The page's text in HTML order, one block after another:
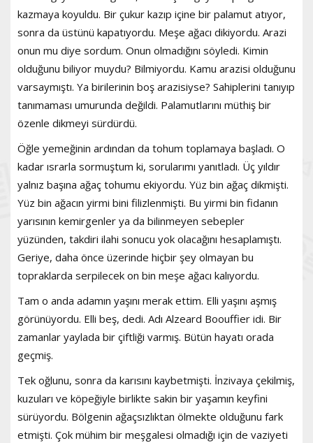
kazmaya koyuldu. Bir çukur kazıp içine bir palamut atıyor,
sonra da üstünü kapatıyordu. Meşe ağacı dikiyordu. Arazi
onun mu diye sordum. Onun olmadığını söyledi. Kimin
olduğunu biliyor muydu? Bilmiyordu. Kamu arazisi olduğunu
varsaymıştı. Ya birilerinin boş arazisiyse? Sahiplerini tanıyıp
tanımaması umurunda değildi. Palamutlarını müthiş bir
özenle dikmeyi sürdürdü.
Öğle yemeğinin ardından da tohum toplamaya başladı. O
kadar ısrarla sormuştum ki, sorularımı yanıtladı. Üç yıldır
yalnız başına ağaç tohumu ekiyordu. Yüz bin ağaç dikmişti.
Yüz bin ağacın yirmi bini filizlenmişti. Bu yirmi bin fidanın
yarısının kemirgenler ya da bilinmeyen sebepler
yüzünden, takdiri ilahi sonucu yok olacağını hesaplamıştı.
Geriye, daha önce üzerinde hiçbir şey olmayan bu
topraklarda serpilecek on bin meşe ağacı kalıyordu.
Tam o anda adamın yaşını merak ettim. Elli yaşını aşmış
görünüyordu. Elli beş, dedi. Adı Alzeard Boouffier idi. Bir
zamanlar yaylada bir çiftliği varmış. Bütün hayatı orada
geçmiş.
Tek oğlunu, sonra da karısını kaybetmişti. İnzivaya çekilmiş,
kuzuları ve köpeğiyle birlikte sakin bir yaşamın keyfini
sürüyordu. Bölgenin ağaçsızlıktan ölmekte olduğunu fark
etmişti. Çok mühim bir meşgalesi olmadığı için de vaziyeti